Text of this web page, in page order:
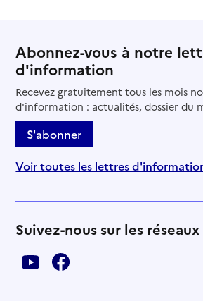
Abonnez-vous à notre
d'information
Recevez gratuitement tous les mois
d'information : actualités, dossier du
S'abonner
Voir toutes les lettres
Suivez-nous sur les